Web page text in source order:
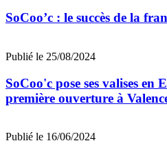
SoCoo’c : le succès de la
Publié le 25/08/2024
SoCoo'c pose ses valises en
première ouverture à
Publié le 16/06/2024